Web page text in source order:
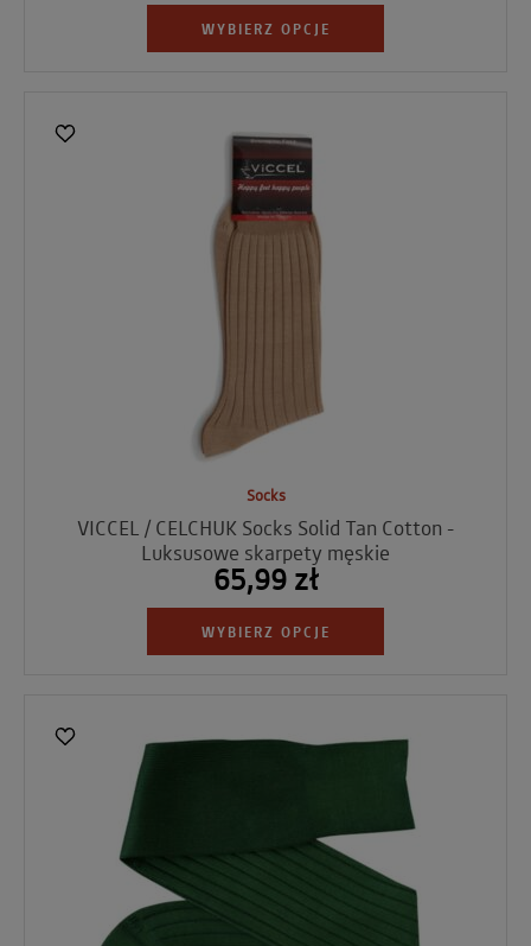
WYBIERZ OPCJE
Socks
VICCEL / CELCHUK Socks Solid Tan Cotton -
Luksusowe skarpety męskie
65,99 zł
WYBIERZ OPCJE